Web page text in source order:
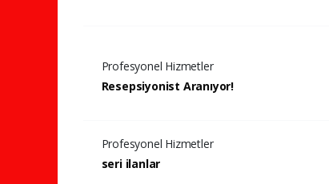
Profesyonel Hizmetler
Resepsiyonist Aranıyor!
Profesyonel Hizmetler
seri ilanlar